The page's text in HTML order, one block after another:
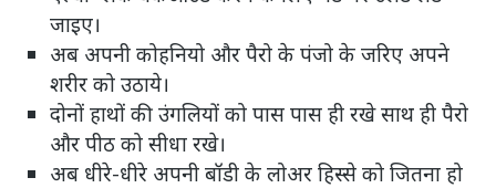
जाइए।
अब अपनी कोहनियो और पैरो के पंजो के जरिए अपने
शरीर को उठाये।
दोनों हाथों की उंगलियों को पास पास ही रखे साथ ही पैरो
और पीठ को सीधा रखे।
अब धीरे-धीरे अपनी बॉडी के लोअर हिस्से को जितना हो